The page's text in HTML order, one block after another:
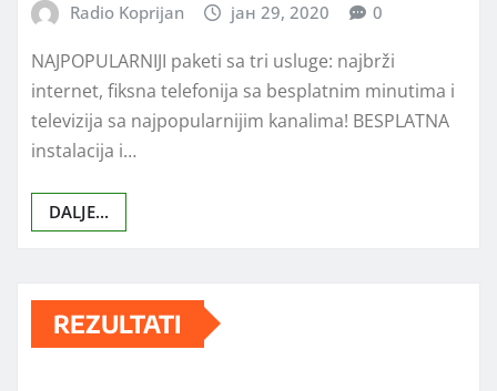
Radio Koprijan јан 29, 2020 0
NAJPOPULARNIJI paketi sa tri usluge: najbrži
internet, fiksna telefonija sa besplatnim minutima i
televizija sa najpopularnijim kanalima! BESPLATNA
instalacija i…
DALJE...
REZULTATI